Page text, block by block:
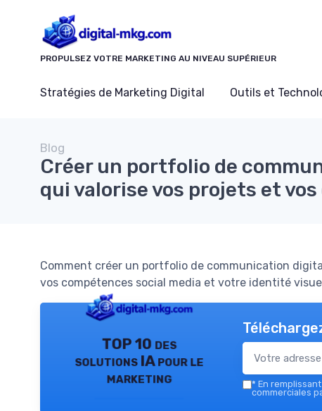
PROPULSEZ VOTRE MARKETING AU NIVEAU SUPÉRIEUR
Stratégies de Marketing Digital Outils et
Blog
Créer un portfolio de
qui valorise vos projets et
Comment créer un portfolio de communication
vos compétences social media et votre identité
TOP 10 des
solutions IA pour le
marketing * En
commerciales